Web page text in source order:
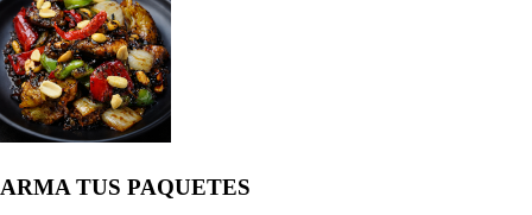
ARMA TUS PAQUETES